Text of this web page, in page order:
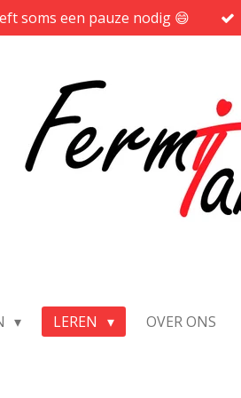
soms een pauze nodig 😄
LEREN OVER ONS